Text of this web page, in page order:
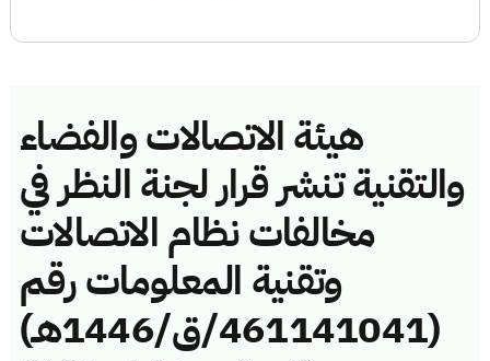
هيئة الاتصالات والفضاء
والتقنية تنشر قرار لجنة النظر في
مخالفات نظام الاتصالات
وتقنية المعلومات رقم
(461141041/ق/1446هـ)